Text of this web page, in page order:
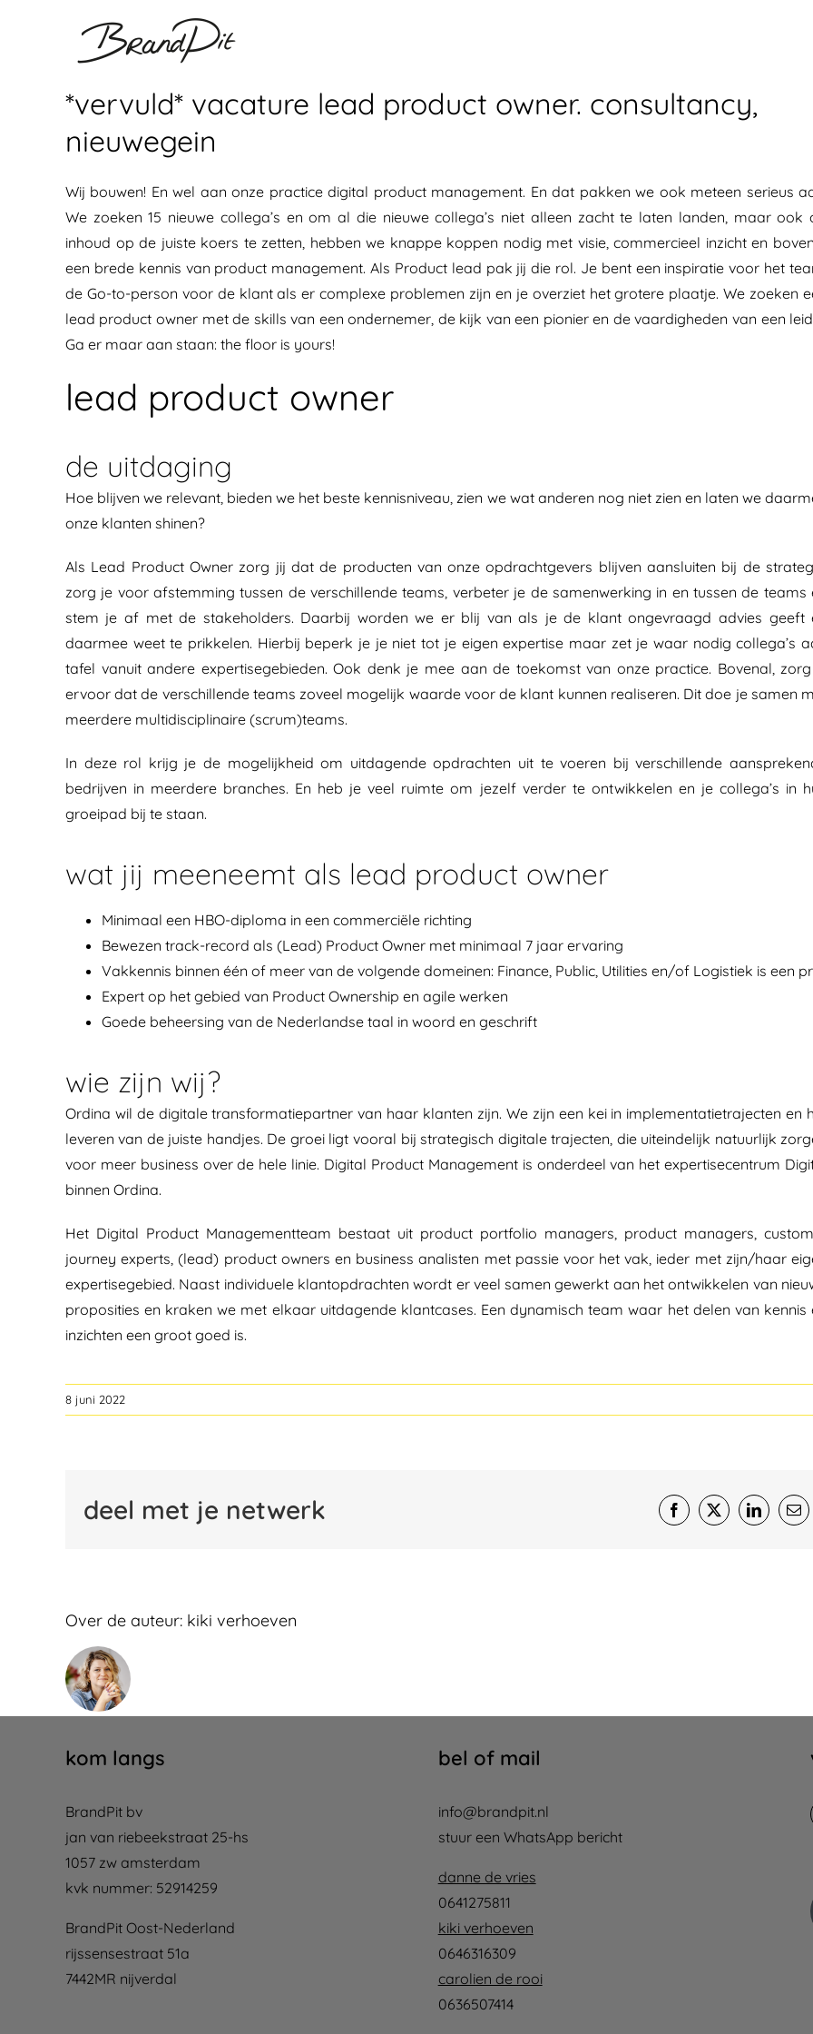
*vervuld* vacature lead product owner. consultancy,
nieuwegein
Wij bouwen! En wel aan onze practice digital product management. En dat pakken we ook meteen serieus
We zoeken 15 nieuwe collega’s en om al die nieuwe collega’s niet alleen zacht te laten landen, maar ook
inhoud op de juiste koers te zetten, hebben we knappe koppen nodig met visie, commercieel inzicht en
een brede kennis van product management. Als Product lead pak jij die rol. Je bent een inspiratie voor het
de Go-to-person voor de klant als er complexe problemen zijn en je overziet het grotere plaatje. We zoeken
lead product owner met de skills van een ondernemer, de kijk van een pionier en de vaardigheden van een
Ga er maar aan staan: the floor is yours!
lead product owner
de uitdaging
Hoe blijven we relevant, bieden we het beste kennisniveau, zien we wat anderen nog niet zien en laten we
onze klanten shinen?
Als Lead Product Owner zorg jij dat de producten van onze opdrachtgevers blijven aansluiten bij de
zorg je voor afstemming tussen de verschillende teams, verbeter je de samenwerking in en tussen de teams
stem je af met de stakeholders. Daarbij worden we er blij van als je de klant ongevraagd advies geeft
daarmee weet te prikkelen. Hierbij beperk je je niet tot je eigen expertise maar zet je waar nodig collega’s
tafel vanuit andere expertisegebieden. Ook denk je mee aan de toekomst van onze practice. Bovenal,
ervoor dat de verschillende teams zoveel mogelijk waarde voor de klant kunnen realiseren. Dit doe je samen
meerdere multidisciplinaire (scrum)teams.
In deze rol krijg je de mogelijkheid om uitdagende opdrachten uit te voeren bij verschillende
bedrijven in meerdere branches. En heb je veel ruimte om jezelf verder te ontwikkelen en je collega’s in
groeipad bij te staan.
wat jij meeneemt als lead product owner
Minimaal een HBO-diploma in een commerciële richting
Bewezen track-record als (Lead) Product Owner met minimaal 7 jaar ervaring
Vakkennis binnen één of meer van de volgende domeinen: Finance, Public, Utilities en/of Logistiek is een
Expert op het gebied van Product Ownership en agile werken
Goede beheersing van de Nederlandse taal in woord en geschrift
wie zijn wij?
Ordina wil de digitale transformatiepartner van haar klanten zijn. We zijn een kei in implementatietrajecten en
leveren van de juiste handjes. De groei ligt vooral bij strategisch digitale trajecten, die uiteindelijk natuurlijk
voor meer business over de hele linie. Digital Product Management is onderdeel van het expertisecentrum
binnen Ordina.
Het Digital Product Managementteam bestaat uit product portfolio managers, product managers,
journey experts, (lead) product owners en business analisten met passie voor het vak, ieder met zijn/haar
expertisegebied. Naast individuele klantopdrachten wordt er veel samen gewerkt aan het ontwikkelen van
proposities en kraken we met elkaar uitdagende klantcases. Een dynamisch team waar het delen van kennis
inzichten een groot goed is.
8 juni 2022
deel met je netwerk Facebook
X LinkedIn
E-
mail
Over de auteur: kiki verhoeven
kom langs
BrandPit bv
jan van riebeekstraat 25-hs
1057 zw amsterdam
kvk nummer: 52914259
BrandPit Oost-Nederland
rijssensestraat 51a
7442MR nijverdal
bel of mail
info@brandpit.nl
stuur een WhatsApp bericht
danne de vries
0641275811
kiki verhoeven
0646316309
carolien de rooi
0636507414